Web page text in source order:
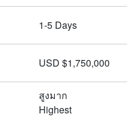
1-5 Days
USD $1,750,000
สูงมาก
Highest